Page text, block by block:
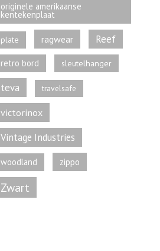
originele amerikaanse
kentekenplaat
plate ragwear Reef
retro bord sleutelhanger
teva travelsafe
victorinox
Vintage Industries
woodland zippo
Zwart